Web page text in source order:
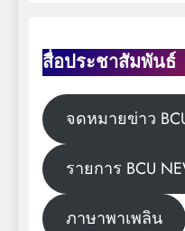
สื่อประชาสัมพันธ์
จดหมายข่าว
รายการ BCU
ภาษาพาเพลิน